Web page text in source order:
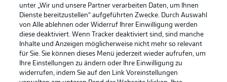
Das sagt Stefan Leitl
"Es geht gegen eine Mannschaft, die mit großer
Souveränität auftritt. Das wird ein richtig dickes Brett.
Trotzdem wollen wir ein gutes Spiel zeigen und punkten,
das sind wir der Liga, den Fans, dem Verein und uns
selbst schuldig."
unter „Wir und unsere Partner verarbeiten Daten, um Ihnen
Dienste bereitzustellen“ aufgeführten Zwecke. Durch Auswahl
von Alle ablehnen oder Widerruf Ihrer Einwilligung werden
diese deaktiviert. Wenn Tracker deaktiviert sind, sind manche
Inhalte und Anzeigen möglicherweise nicht mehr so relevant
für Sie. Sie können dieses Menü jederzeit wieder aufrufen, um
Ihre Einstellungen zu ändern oder Ihre Einwilligung zu
widerrufen, indem Sie auf den Link Voreinstellungen